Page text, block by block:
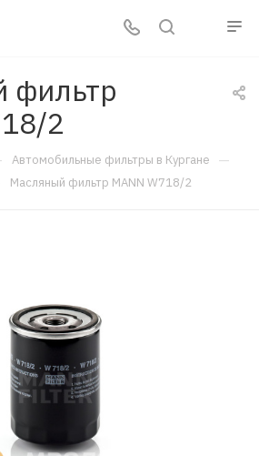
фильтр
2
Автомобильные фильтры в Кургане —
Масляный фильтр MANN W718/2